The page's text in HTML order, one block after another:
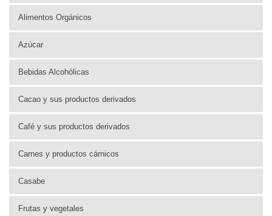
Alimentos Orgánicos
Azúcar
Bebidas Alcohólicas
Cacao y sus productos derivados
Café y sus productos derivados
Carnes y productos cárnicos
Casabe
Frutas y vegetales